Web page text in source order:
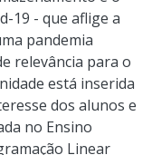
19 - que aflige a
pandemia
relevância para o
está inserida
dos alunos e
no Ensino
Linear